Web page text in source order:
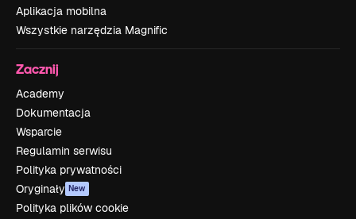
Aplikacja mobilna
Wszystkie narzędzia Magnific
Zacznij
Academy
Dokumentacja
Wsparcie
Regulamin serwisu
Polityka prywatności
Oryginały New
Polityka plików cookie